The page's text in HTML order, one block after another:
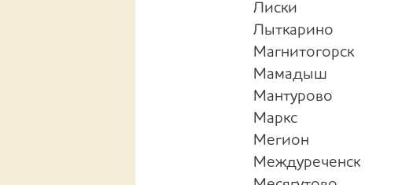
Лиски
Лыткарино
Магнитогорск
Мамадыш
Мантурово
Маркс
Мегион
Междуреченск